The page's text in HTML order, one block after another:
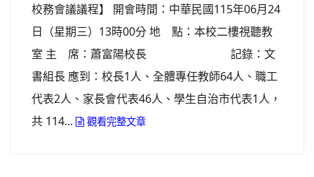
校務會議議程】 開會時間：中華民國115年06月24
日（星期三）13時00分 地 點：本校二樓視聽教
室 主 席：蕭富陽校長 記錄：文
書組長 應到：校長1人、全體專任教師64人、職工
代表2人、家長會代表46人、學生自治市代表1人，
共 114...
觀看完整文章